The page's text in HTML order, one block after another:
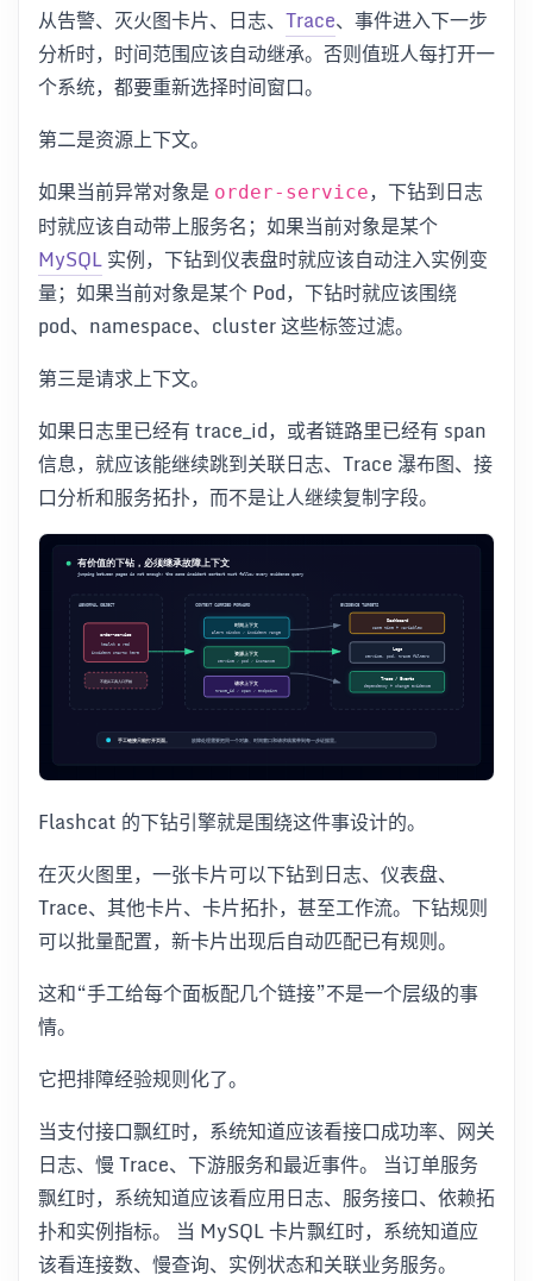
从告警、灭火图卡片、日志、 Trace、事件进入下一步
分析时，时间范围应该自动继承。否则值班人每打开一
个系统，都要重新选择时间窗口。
第二是资源上下文。
如果当前异常对象是 order-service，下钻到日志
时就应该自动带上服务名；如果当前对象是某个
MySQL实例，下钻到仪表盘时就应该自动注入实例变
量；如果当前对象是某个 Pod，下钻时就应该围绕
pod、namespace、cluster 这些标签过滤。
第三是请求上下文。
如果日志里已经有 trace_id，或者链路里已经有 span
信息，就应该能继续跳到关联日志、Trace 瀑布图、接
口分析和服务拓扑，而不是让人继续复制字段。
Flashcat 的下钻引擎就是围绕这件事设计的。
在灭火图里，一张卡片可以下钻到日志、仪表盘、
Trace、其他卡片、卡片拓扑，甚至工作流。下钻规则
可以批量配置，新卡片出现后自动匹配已有规则。
这和“手工给每个面板配几个链接”不是一个层级的事
情。
它把排障经验规则化了。
当支付接口飘红时，系统知道应该看接口成功率、网关
日志、慢 Trace、下游服务和最近事件。 当订单服务
飘红时，系统知道应该看应用日志、服务接口、依赖拓
扑和实例指标。 当 MySQL 卡片飘红时，系统知道应
该看连接数、慢查询、实例状态和关联业务服务。